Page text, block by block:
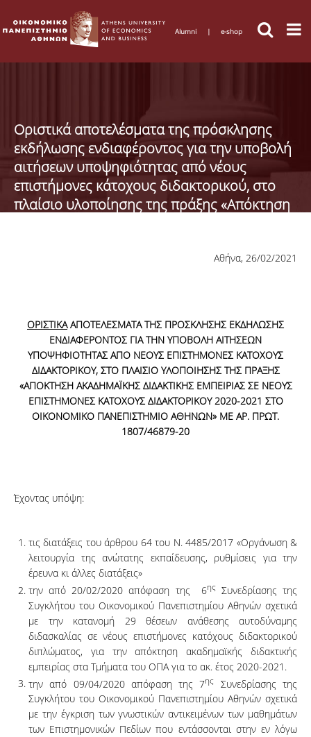
Alumni | e-shop
Οριστικά αποτελέσματα της πρόσκλησης
εκδήλωσης ενδιαφέροντος για την υποβολή
αιτήσεων υποψηφιότητας από νέους
επιστήμονες κάτοχους διδακτορικού, στο
πλαίσιο υλοποίησης της πράξης «Απόκτηση
Αθήνα, 26/02/2021
ΟΡΙΣΤΙΚΑΑΠΟΤΕΛΕΣΜΑΤΑ ΤΗΣ ΠΡΟΣΚΛΗΣΗΣ ΕΚΔΗΛΩΣΗΣ
ΕΝΔΙΑΦΕΡΟΝΤΟΣ ΓΙΑ ΤΗΝ ΥΠΟΒΟΛΗ ΑΙΤΗΣΕΩΝ
ΥΠΟΨΗΦΙΟΤΗΤΑΣ ΑΠΟ ΝΕΟΥΣ ΕΠΙΣΤΗΜΟΝΕΣ ΚΑΤΟΧΟΥΣ
ΔΙΔΑΚΤΟΡΙΚΟΥ, ΣΤΟ ΠΛΑΙΣΙΟ ΥΛΟΠΟΙΗΣΗΣ ΤΗΣ ΠΡΑΞΗΣ
«ΑΠΟΚΤΗΣΗ ΑΚΑΔΗΜΑΪΚΗΣ ΔΙΔΑΚΤΙΚΗΣ ΕΜΠΕΙΡΙΑΣ ΣΕ ΝΕΟΥΣ
ΕΠΙΣΤΗΜΟΝΕΣ ΚΑΤΟΧΟΥΣ ΔΙΔΑΚΤΟΡΙΚΟΥ 2020-2021 ΣΤΟ
ΟΙΚΟΝΟΜΙΚΟ ΠΑΝΕΠΙΣΤΗΜΙΟ ΑΘΗΝΩΝ» ΜΕ ΑΡ. ΠΡΩΤ.
1807/46879-20
Έχοντας υπόψη:
τις διατάξεις του άρθρου 64 του Ν. 4485/2017 «Οργάνωση &
λειτουργία της ανώτατης εκπαίδευσης, ρυθμίσεις για την
έρευνα κι άλλες διατάξεις»
την από 20/02/2020 απόφαση της 6ηςΣυνεδρίασης της
Συγκλήτου του Οικονομικού Πανεπιστημίου Αθηνών σχετικά
με την κατανομή 29 θέσεων ανάθεσης αυτοδύναμης
διδασκαλίας σε νέους επιστήμονες κατόχους διδακτορικού
διπλώματος, για την απόκτηση ακαδημαϊκής διδακτικής
εμπειρίας στα Τμήματα του ΟΠΑ για το ακ. έτος 2020-2021.
την από 09/04/2020 απόφαση της 7ης
Συνεδρίασης της
Συγκλήτου του Οικονομικού Πανεπιστημίου Αθηνών σχετικά
με την έγκριση των γνωστικών αντικειμένων των μαθημάτων
των Επιστημονικών Πεδίων που εντάσσονται στην εν λόγω